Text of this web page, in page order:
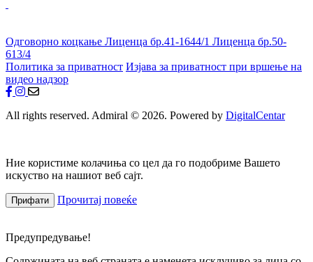
Одговорно коцкање Лиценца бр.41-1644/1 Лиценца бр.50-
613/4
Политика за приватност Изјава за приватност при вршење на
видео надзор
All rights reserved. Admiral © 2026. Powered by DigitalCentar
Ние користиме колачиња со цел да го подобриме Вашето
искуство на нашиот веб сајт.
Прифати Прочитај повеќе
Предупредување!